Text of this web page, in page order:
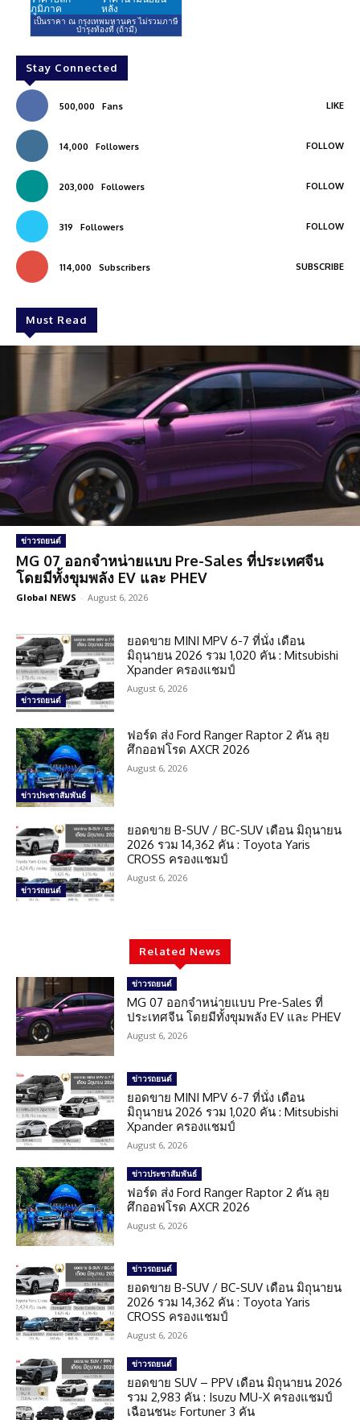
Stay Connected
500,000 Fans LIKE
14,000 Followers FOLLOW
203,000 Followers FOLLOW
319 Followers FOLLOW
114,000 Subscribers SUBSCRIBE
Must Read
ข่าวรถยนต์
MG 07 ออกจำหน่ายแบบ Pre-Sales ที่ประเทศจีน
โดยมีทั้งขุมพลัง EV และ PHEV
Global NEWS - August 6, 2026
ข่าวรถยนต์
ยอดขาย MINI MPV 6-7 ที่นั่ง เดือน
มิถุนายน 2026 รวม 1,020 คัน : Mitsubishi
Xpander ครองแชมป์
August 6, 2026
ข่าวประชาสัมพันธ์
ฟอร์ด ส่ง Ford Ranger Raptor 2 คัน ลุย
ศึกออฟโรด AXCR 2026
August 6, 2026
ข่าวรถยนต์
ยอดขาย B-SUV / BC-SUV เดือน มิถุนายน
2026 รวม 14,362 คัน : Toyota Yaris
CROSS ครองแชมป์
August 6, 2026
Related News
ข่าวรถยนต์
MG 07 ออกจำหน่ายแบบ Pre-Sales ที่
ประเทศจีน โดยมีทั้งขุมพลัง EV และ PHEV
August 6, 2026
ข่าวรถยนต์
ยอดขาย MINI MPV 6-7 ที่นั่ง เดือน
มิถุนายน 2026 รวม 1,020 คัน : Mitsubishi
Xpander ครองแชมป์
August 6, 2026
ข่าวประชาสัมพันธ์
ฟอร์ด ส่ง Ford Ranger Raptor 2 คัน ลุย
ศึกออฟโรด AXCR 2026
August 6, 2026
ข่าวรถยนต์
ยอดขาย B-SUV / BC-SUV เดือน มิถุนายน
2026 รวม 14,362 คัน : Toyota Yaris
CROSS ครองแชมป์
August 6, 2026
ข่าวรถยนต์
ยอดขาย SUV – PPV เดือน มิถุนายน 2026
รวม 2,983 คัน : Isuzu MU-X ครองแชมป์
เฉือนชนะ Fortuner 3 คัน